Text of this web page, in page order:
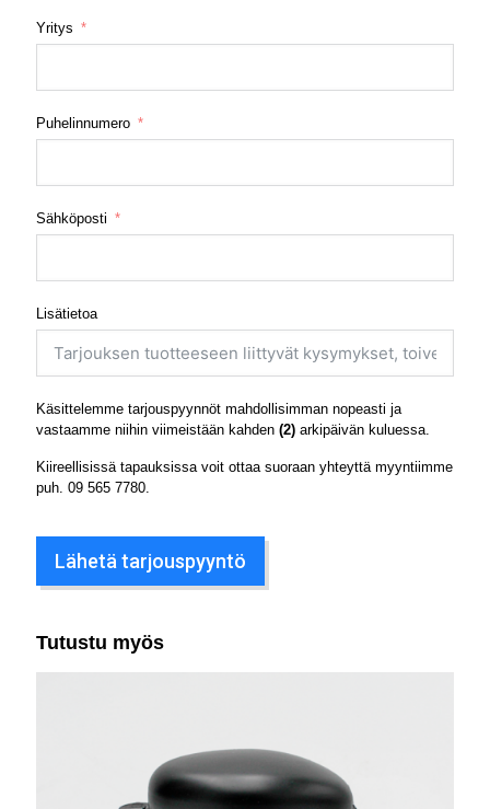
Yritys
Puhelinnumero
Sähköposti
Lisätietoa
Käsittelemme tarjouspyynnöt mahdollisimman nopeasti ja
vastaamme niihin viimeistään kahden (2) arkipäivän kuluessa.
Kiireellisissä tapauksissa voit ottaa suoraan yhteyttä myyntiimme
puh. 09 565 7780
Lähetä tarjouspyyntö
Tutustu myös